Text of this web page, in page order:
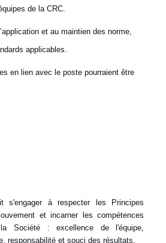
de la CRC.
et au maintien des norme,
applicables.
en lien avec le poste pourraient être
s'engager à respecter les Principes
et incarner les compétences
Société : excellence de l'équipe,
responsabilité et souci des résultats.